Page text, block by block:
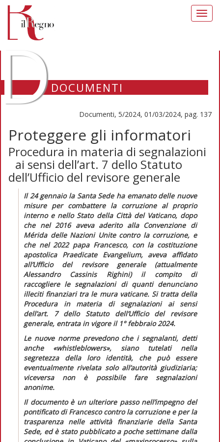
DOCUMENTI
Documenti, 5/2024, 01/03/2024, pag. 137
Proteggere gli informatori
Procedura in materia di segnalazioni
ai sensi dell’art. 7 dello Statuto
dell’Ufficio del revisore generale
Il 24 gennaio la Santa Sede ha emanato delle nuove
misure per combattere la corruzione al proprio
interno e nello Stato della Città del Vaticano, dopo
che nel 2016 aveva aderito alla Convenzione di
Mérida delle Nazioni Unite contro la corruzione, e
che nel 2022 papa Francesco, con la costituzione
apostolica Praedicate Evangelium,aveva affidato
all’Ufficio del revisore generale (attualmente
Alessandro Cassinis Righini) il compito di
raccogliere le segnalazioni di quanti denunciano
illeciti finanziari tra le mura vaticane. Si tratta della
Procedura in materia di segnalazioni ai sensi
dell’art. 7 dello Statuto dell’Ufficio del revisore
generale, entrata in vigore il 1° febbraio 2024.
Le nuove norme prevedono che i segnalanti, detti
anche «whistleblowers», siano tutelati nella
segretezza della loro identità, che può essere
eventualmente rivelata solo all’autorità giudiziaria;
viceversa non è possibile fare segnalazioni
anonime.
Il documento è un ulteriore passo nell’impegno del
pontificato di Francesco contro la corruzione e per la
trasparenza nelle attività finanziarie della Santa
Sede, ed è stato pubblicato a poche settimane dalla